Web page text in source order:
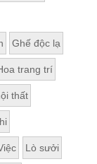
bo tròn vừa
bé cái vừa hạn
sử dụng.
Ghế độc lạ
trang trí
thất
Lò sưởi